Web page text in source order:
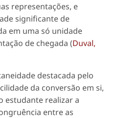
representações, e
significante de
em uma só unidade
de chegada (Duval,
destacada pelo
da conversão em si,
estudante realizar a
entre as